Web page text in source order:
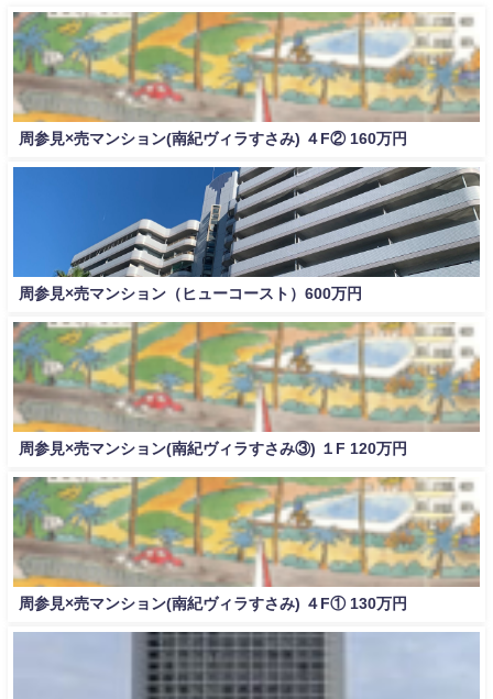
周参見×売マンション(南紀ヴィラすさみ) ４F② 160万円
周参見×売マンション（ヒューコースト）600万円
周参見×売マンション(南紀ヴィラすさみ③) １F 120万円
周参見×売マンション(南紀ヴィラすさみ) ４F① 130万円